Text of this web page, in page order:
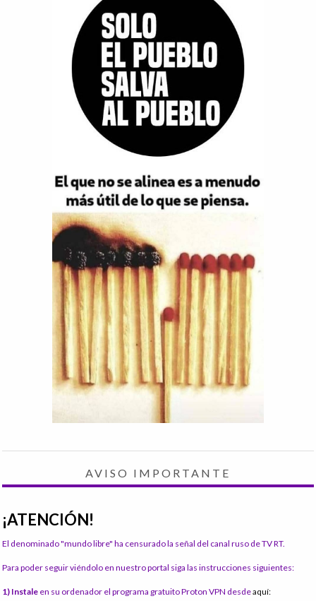
AVISO IMPORTANTE
¡ATENCIÓN!
El denominado "mundo libre" ha censurado la señal del canal ruso de TV RT.
Para poder seguir viéndolo en nuestro portal siga las instrucciones siguientes:
1) Instale en su ordenador el programa gratuito Proton VPN desdeaquí: